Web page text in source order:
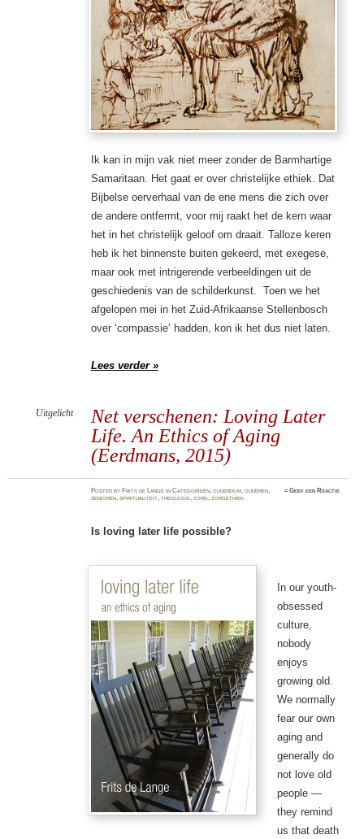
Ik kan in mijn vak niet meer zonder de Barmhartige
Samaritaan. Het gaat er over christelijke ethiek. Dat
Bijbelse oerverhaal van de ene mens die zich over
de andere ontfermt, voor mij raakt het de kern waar
het in het christelijk geloof om draait. Talloze keren
heb ik het binnenste buiten gekeerd, met exegese,
maar ook met intrigerende verbeeldingen uit de
geschiedenis van de schilderkunst. Toen we het
afgelopen mei in het Zuid-Afrikaanse Stellenbosch
over ‘compassie’ hadden, kon ik het dus niet laten.
Lees verder »
Net verschenen: Loving Later
Life. An Ethics of Aging
(Eerdmans, 2015)
Uitgelicht
Postedby Frits de Lange inCategorieën,ouderdom,ouderen,
senioren,spiritualiteit,theologie,zorg,zorgethiek
≈Geef een Reactie
Is loving later life possible?
In our youth-
obsessed
culture,
nobody
enjoys
growing old.
We normally
fear our own
aging and
generally do
not love old
people —
they remind
us that death